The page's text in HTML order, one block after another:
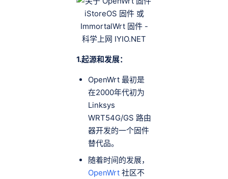
1.起源和发展：
OpenWrt 最初是
在2000年代初为
Linksys
WRT54G/GS 路由
器开发的一个固件
替代品。
随着时间的发展，
OpenWrt社区不